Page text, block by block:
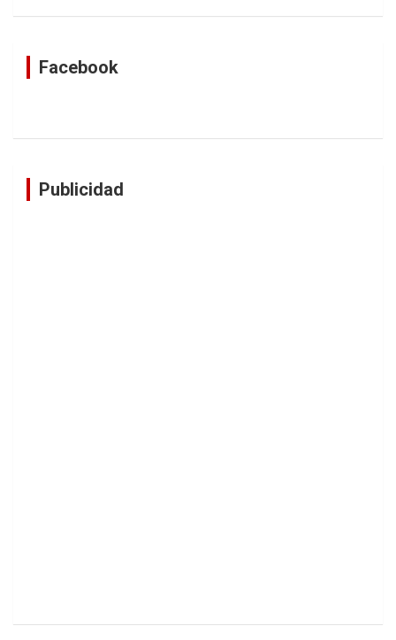
Facebook
Publicidad